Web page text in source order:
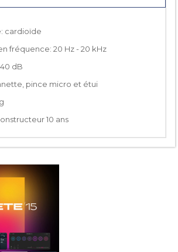
cardioïde
fréquence: 20 Hz - 20 kHz
dB
pince micro et étui
10 ans